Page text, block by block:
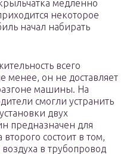
медленно
некоторое
начал набирать
всего
менее, он не доставляет
машины. На
смогли устранить
двух
предназначен для
состоит в том,
в трубопровод